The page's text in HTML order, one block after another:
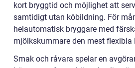
kort bryggtid och möjlighet att
samtidigt utan köbildning. För
helautomatisk bryggare med
mjölkskummare den mest flexibla
Smak och råvara spelar en